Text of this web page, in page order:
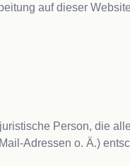
auf dieser
Person, die
Adressen o. Ä.)